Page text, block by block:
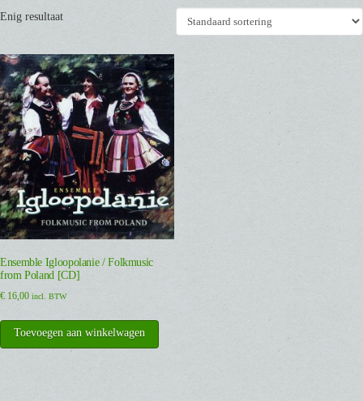
Enig resultaat
Ensemble Igloopolanie / Folkmusic
from Poland [CD]
€ 16,00 incl. BTW
Toevoegen aan winkelwagen